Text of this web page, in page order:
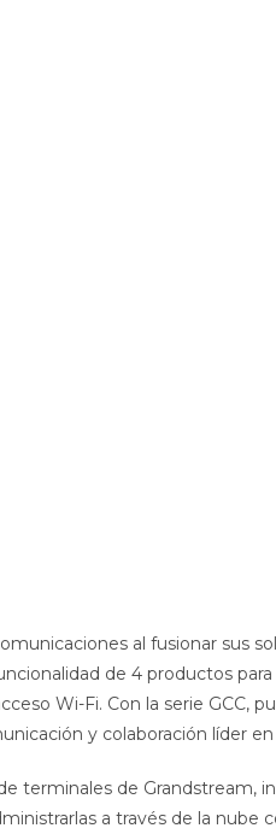
al fusionar sus
de 4 productos
Wi-Fi. Con la serie GCC,
y colaboración líder
terminales de Grandstream,
a través de la nube